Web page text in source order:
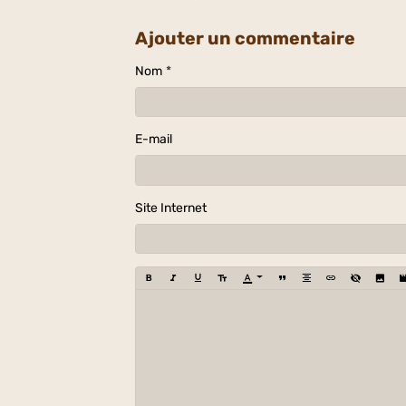
Ajouter un commentaire
Nom
E-mail
Site Internet